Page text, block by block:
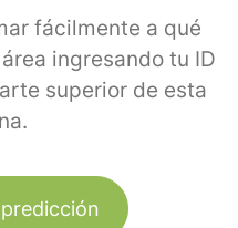
fácilmente a qué
ingresando tu ID
superior de esta